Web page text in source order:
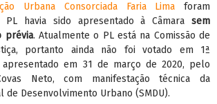
Urbana Consorciada Faria Lima foram
havia sido apresentado à Câmara sem
prévia. Atualmente o PL está na Comissão de
portanto ainda não foi votado em 1ª
em 31 de março de 2020, pelo
Neto, com manifestação técnica da
de Desenvolvimento Urbano (SMDU).